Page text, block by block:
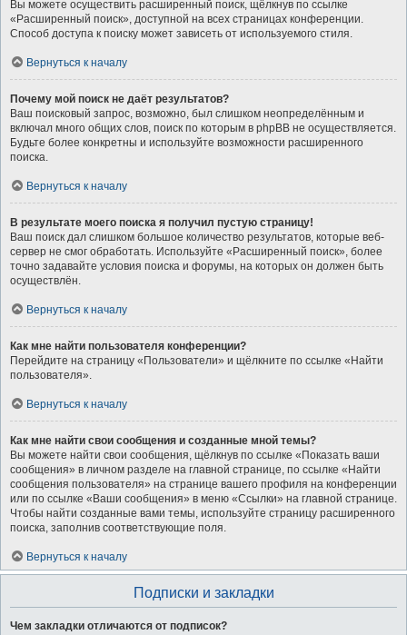
Вы можете осуществить расширенный поиск, щёлкнув по ссылке
«Расширенный поиск», доступной на всех страницах конференции.
Способ доступа к поиску может зависеть от используемого стиля.
Вернуться к началу
Почему мой поиск не даёт результатов?
Ваш поисковый запрос, возможно, был слишком неопределённым и
включал много общих слов, поиск по которым в phpBB не осуществляется.
Будьте более конкретны и используйте возможности расширенного
поиска.
Вернуться к началу
В результате моего поиска я получил пустую страницу!
Ваш поиск дал слишком большое количество результатов, которые веб-
сервер не смог обработать. Используйте «Расширенный поиск», более
точно задавайте условия поиска и форумы, на которых он должен быть
осуществлён.
Вернуться к началу
Как мне найти пользователя конференции?
Перейдите на страницу «Пользователи» и щёлкните по ссылке «Найти
пользователя».
Вернуться к началу
Как мне найти свои сообщения и созданные мной темы?
Вы можете найти свои сообщения, щёлкнув по ссылке «Показать ваши
сообщения» в личном разделе на главной странице, по ссылке «Найти
сообщения пользователя» на странице вашего профиля на конференции
или по ссылке «Ваши сообщения» в меню «Ссылки» на главной странице.
Чтобы найти созданные вами темы, используйте страницу расширенного
поиска, заполнив соответствующие поля.
Вернуться к началу
Подписки и закладки
Чем закладки отличаются от подписок?